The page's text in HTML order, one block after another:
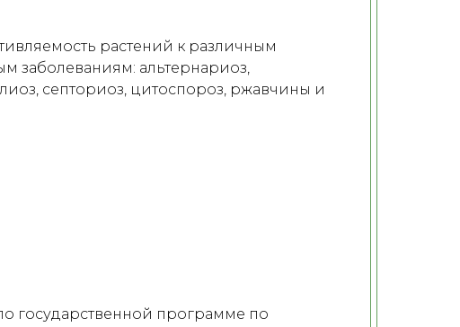
растений к различным
заболеваниям: альтернариоз,
септориоз, цитоспороз, ржавчины и
государственной программе по